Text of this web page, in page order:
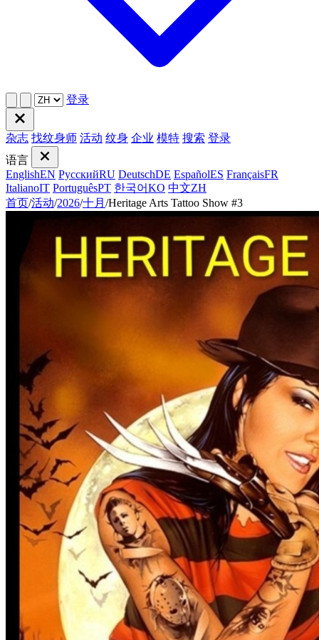
登录
杂志 找纹身师 活动 纹身 企业 模特 搜索 登录
语言
EnglishEN РусскийRU DeutschDE EspañolES FrançaisFR
ItalianoIT PortuguêsPT 한국어KO 中文ZH
首页/活动/2026/十月 /Heritage Arts Tattoo Show #3